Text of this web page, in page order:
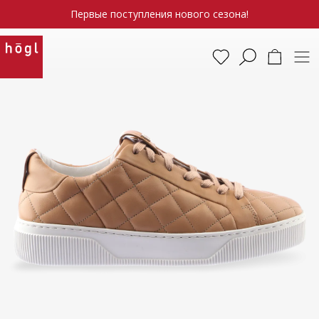
Первые поступления нового сезона!